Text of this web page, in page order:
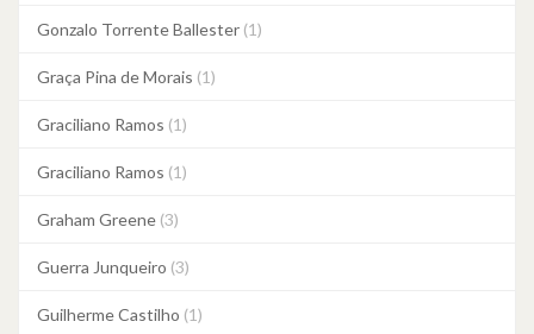
Gonzalo Torrente Ballester (1)
Graça Pina de Morais (1)
Graciliano Ramos (1)
Graciliano Ramos (1)
Graham Greene (3)
Guerra Junqueiro (3)
Guilherme Castilho (1)